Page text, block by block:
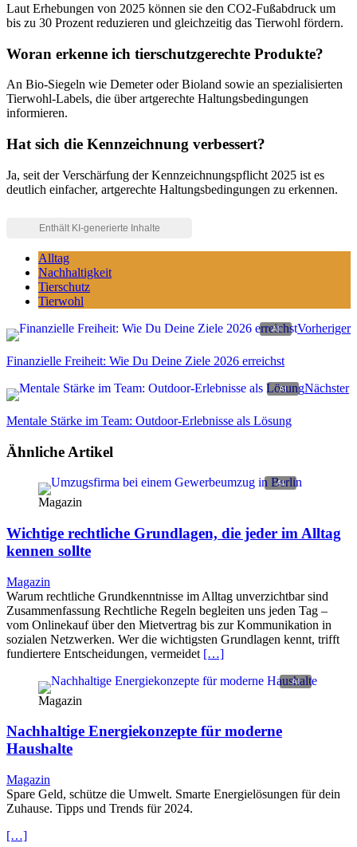
Laut Erhebungen von 2025 können sie den CO2-Fußabdruck um
bis zu 30 Prozent reduzieren und gleichzeitig das Tierwohl fördern.
Woran erkenne ich tierschutzgerechte Produkte?
An Bio-Siegeln wie Demeter oder Bioland sowie an spezialisierten
Tierwohl-Labels, die über artgerechte Haltungsbedingungen
informieren.
Hat sich die Kennzeichnung verbessert?
Ja, seit der Verschärfung der Kennzeichnungspflicht 2025 ist es
deutlich einfacher, artgerechte Haltungsbedingungen zu erkennen.
Alltag
Nachhaltigkeit
Tierschutz
Tierwohl
Vorheriger
Finanzielle Freiheit: Wie Du Deine Ziele 2026 erreichst
Nächster
Mentale Stärke im Team: Outdoor-Erlebnisse als Lösung
Ähnliche Artikel
Magazin
Wichtige rechtliche Grundlagen, die jeder im Alltag
kennen sollte
Magazin
Warum rechtliche Grundkenntnisse im Alltag unverzichtbar sind
Zusammenfassung Rechtliche Regeln begleiten uns jeden Tag –
vom Onlinekauf über den Mietvertrag bis zur Kommunikation in
sozialen Netzwerken. Wer die wichtigsten Grundlagen kennt, trifft
fundiertere Entscheidungen, vermeidet […]
Magazin
Nachhaltige Energiekonzepte für moderne
Haushalte
Magazin
Spare Geld, schütze die Umwelt. Smarte Energielösungen für dein
Zuhause. Tipps und Trends für 2024.
[…]